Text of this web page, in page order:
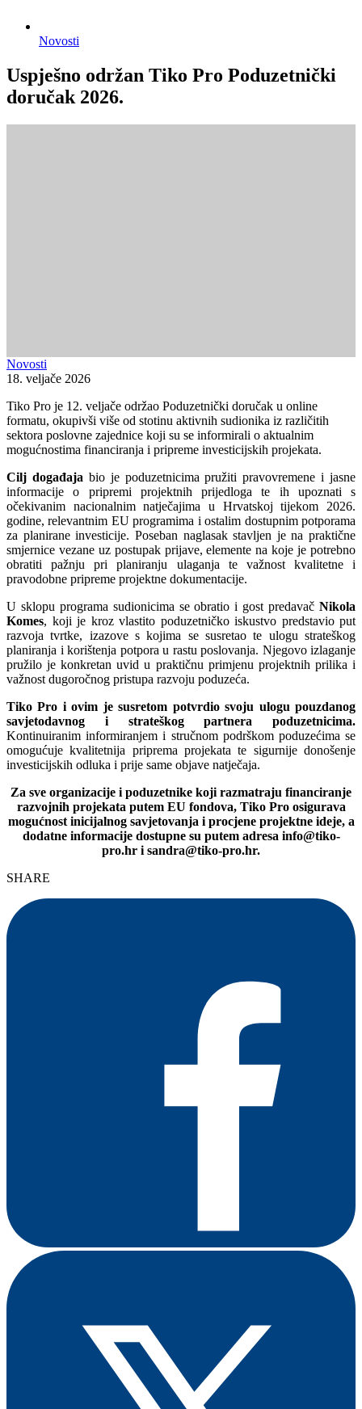
Novosti
Uspješno održan Tiko Pro Poduzetnički
doručak 2026.
Novosti
18. veljače 2026
Tiko Pro je 12. veljače održao Poduzetnički doručak u online
formatu, okupivši više od stotinu aktivnih sudionika iz različitih
sektora poslovne zajednice koji su se informirali o aktualnim
mogućnostima financiranja i pripreme investicijskih projekata.
Cilj događaja bio je poduzetnicima pružiti pravovremene i jasne
informacije o pripremi projektnih prijedloga te ih upoznati s
očekivanim nacionalnim natječajima u Hrvatskoj tijekom 2026.
godine, relevantnim EU programima i ostalim dostupnim potporama
za planirane investicije. Poseban naglasak stavljen je na praktične
smjernice vezane uz postupak prijave, elemente na koje je potrebno
obratiti pažnju pri planiranju ulaganja te važnost kvalitetne i
pravodobne pripreme projektne dokumentacije.
U sklopu programa sudionicima se obratio i gost predavač Nikola
Komes, koji je kroz vlastito poduzetničko iskustvo predstavio put
razvoja tvrtke, izazove s kojima se susretao te ulogu strateškog
planiranja i korištenja potpora u rastu poslovanja. Njegovo izlaganje
pružilo je konkretan uvid u praktičnu primjenu projektnih prilika i
važnost dugoročnog pristupa razvoju poduzeća.
Tiko Pro i ovim je susretom potvrdio svoju ulogu pouzdanog
savjetodavnog i strateškog partnera poduzetnicima.
Kontinuiranim informiranjem i stručnom podrškom poduzećima se
omogućuje kvalitetnija priprema projekata te sigurnije donošenje
investicijskih odluka i prije same objave natječaja.
Za sve organizacije i poduzetnike koji razmatraju financiranje
razvojnih projekata putem EU fondova, Tiko Pro osigurava
mogućnost inicijalnog savjetovanja i procjene projektne ideje, a
dodatne informacije dostupne su putem adresa info@tiko-
pro.hr i sandra@tiko-pro.hr.
SHARE